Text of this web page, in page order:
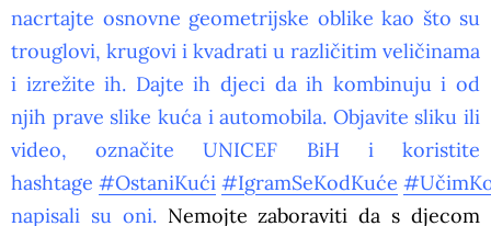
nacrtajte osnovne geometrijske oblike kao što su
trouglovi, krugovi i kvadrati u različitim veličinama
i izrežite ih. Dajte ih djeci da ih kombinuju i od
njih prave slike kuća i automobila. Objavite sliku ili
video, označite UNICEF BiH i koristite
hashtage #OstaniKući #IgramSeKodKuće
napisali su oni. Nemojte zaboraviti da s djecom